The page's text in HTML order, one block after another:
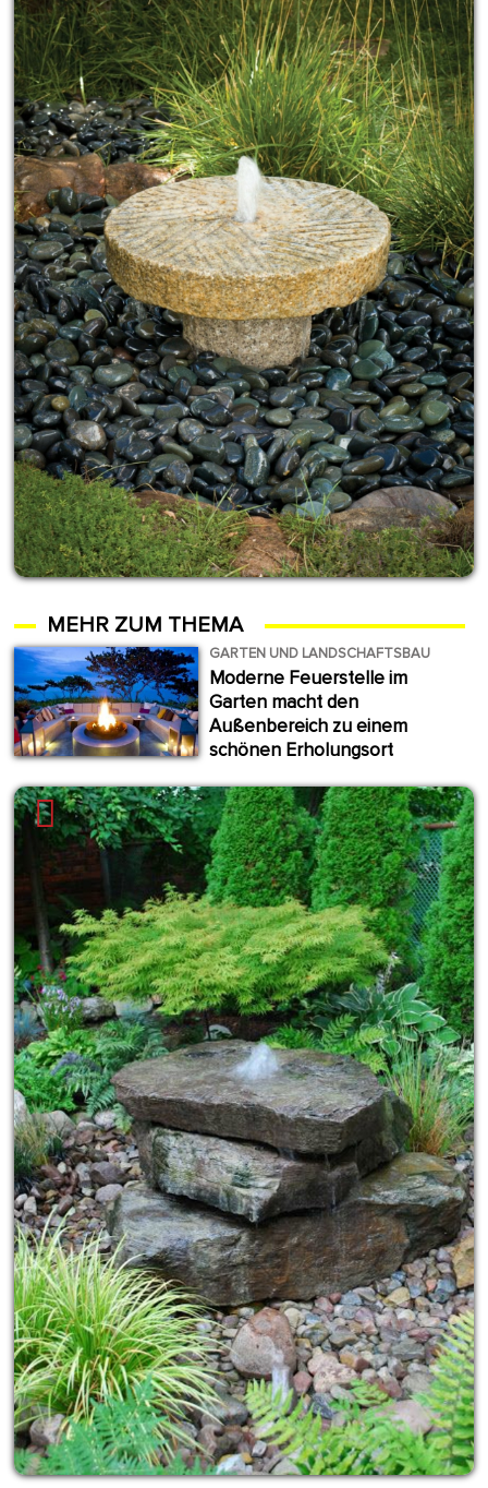
MEHR ZUM THEMA
GARTEN UND LANDSCHAFTSBAU
Moderne Feuerstelle im
Garten macht den
Außenbereich zu einem
schönen Erholungsort